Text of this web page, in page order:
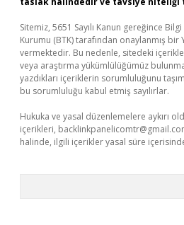
Sitemiz, 5651 Sayılı Kanun gereğince
Kurumu (BTK) tarafından onaylanmış bir
vermektedir. Bu nedenle, sitedeki
veya araştırma yükümlülüğümüz
yazdıkları içeriklerin sorumluluğunu
bu sorumluluğu kabul etmiş sayılırlar.
Hukuka ve yasal düzenlemelere aykırı
içerikleri,
halinde, ilgili içerikler yasal süre